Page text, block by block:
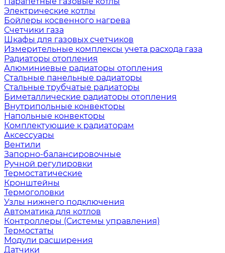
Электрические котлы
Бойлеры косвенного нагрева
Счетчики газа
Шкафы для газовых счетчиков
Измерительные комплексы учета расхода газа
Радиаторы отопления
Алюминиевые радиаторы отопления
Стальные панельные радиаторы
Стальные трубчатые радиаторы
Биметаллические радиаторы отопления
Внутрипольные конвекторы
Напольные конвекторы
Комплектующие к радиаторам
Аксессуары
Вентили
Запорно-балансировочные
Ручной регулировки
Термостатические
Кронштейны
Термоголовки
Узлы нижнего подключения
Автоматика для котлов
Контроллеры (Системы управления)
Термостаты
Модули расширения
Датчики